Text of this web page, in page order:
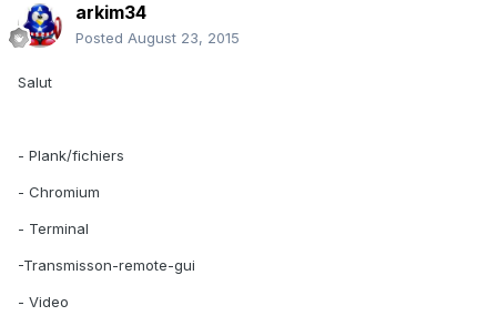
arkim34
Posted August 23, 2015
Salut
- Plank/fichiers
- Chromium
- Terminal
-Transmisson-remote-gui
- Video